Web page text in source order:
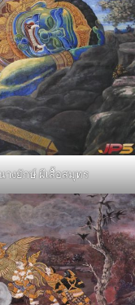
งยักษ์ ผีเสื้อสมุทร